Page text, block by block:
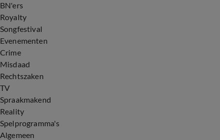
BN'ers
Royalty
Songfestival
Evenementen
Crime
Misdaad
Rechtszaken
TV
Spraakmakend
Reality
Spelprogramma's
Algemeen